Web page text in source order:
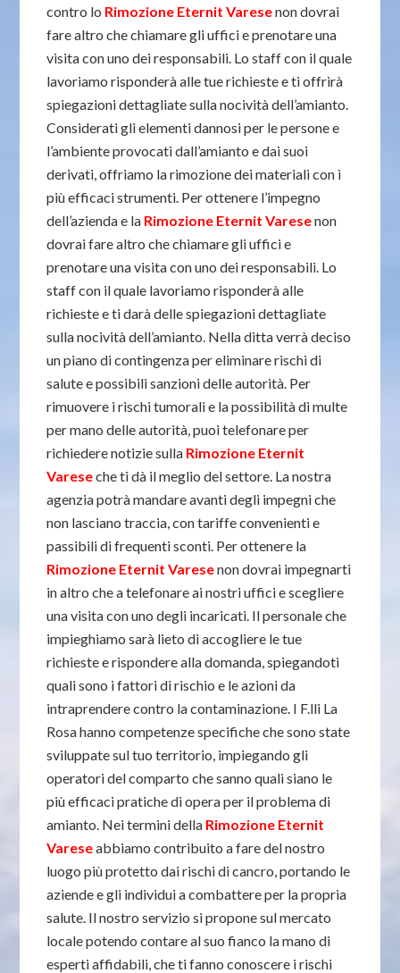
contro lo Rimozione Eternit Varesenon dovrai
fare altro che chiamare gli uffici e prenotare una
visita con uno dei responsabili. Lo staff con il quale
lavoriamo risponderà alle tue richieste e ti offrirà
spiegazioni dettagliate sulla nocività dell’amianto.
Considerati gli elementi dannosi per le persone e
l’ambiente provocati dall’amianto e dai suoi
derivati, offriamo la rimozione dei materiali con i
più efficaci strumenti. Per ottenere l’impegno
dell’azienda e la Rimozione Eternit Varesenon
dovrai fare altro che chiamare gli uffici e
prenotare una visita con uno dei responsabili. Lo
staff con il quale lavoriamo risponderà alle
richieste e ti darà delle spiegazioni dettagliate
sulla nocività dell’amianto. Nella ditta verrà deciso
un piano di contingenza per eliminare rischi di
salute e possibili sanzioni delle autorità. Per
rimuovere i rischi tumorali e la possibilità di multe
per mano delle autorità, puoi telefonare per
richiedere notizie sulla Rimozione Eternit
Vareseche ti dà il meglio del settore. La nostra
agenzia potrà mandare avanti degli impegni che
non lasciano traccia, con tariffe convenienti e
passibili di frequenti sconti. Per ottenere la
Rimozione Eternit Varesenon dovrai impegnarti
in altro che a telefonare ai nostri uffici e scegliere
una visita con uno degli incaricati. Il personale che
impieghiamo sarà lieto di accogliere le tue
richieste e rispondere alla domanda, spiegandoti
quali sono i fattori di rischio e le azioni da
intraprendere contro la contaminazione. I F.lli La
Rosa hanno competenze specifiche che sono state
sviluppate sul tuo territorio, impiegando gli
operatori del comparto che sanno quali siano le
più efficaci pratiche di opera per il problema di
amianto. Nei termini della Rimozione Eternit
Vareseabbiamo contribuito a fare del nostro
luogo più protetto dai rischi di cancro, portando le
aziende e gli individui a combattere per la propria
salute. Il nostro servizio si propone sul mercato
locale potendo contare al suo fianco la mano di
esperti affidabili, che ti fanno conoscere i rischi